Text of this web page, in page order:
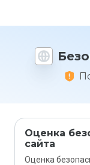
Оценка
сайта
Оценка
этот
1 до 5?